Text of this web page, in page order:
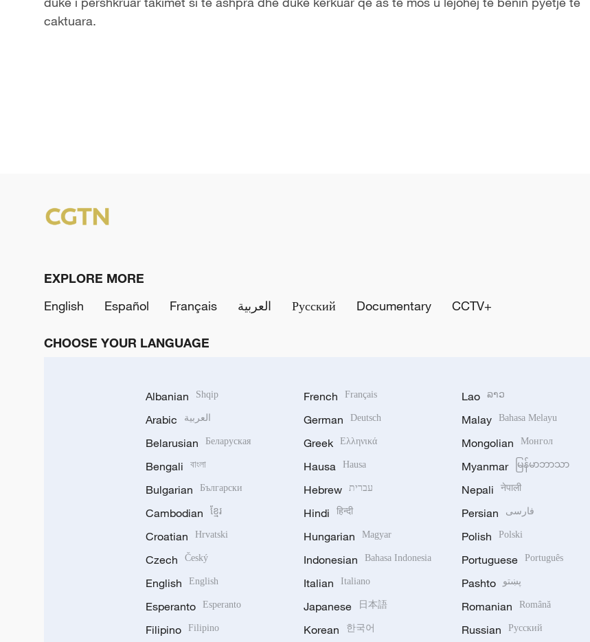
caktuara.
EXPLORE MORE
English
Español Français العربية Русский Documentary CCTV+
CHOOSE YOUR LANGUAGE
Albanian Shqip
Arabic العربية
Belarusian Беларуская
Bengali বাংলা
Bulgarian Български
Cambodian ខ្មែរ
Croatian Hrvatski
Czech Český
English English
Esperanto Esperanto
Filipino Filipino
French Français
German Deutsch
Greek Ελληνικά
Hausa Hausa
Hebrew עברית
Hindi हिन्दी
Hungarian Magyar
Indonesian Bahasa Indonesia
Italian Italiano
Japanese 日本語
Korean 한국어
Lao ລາວ
Malay Bahasa Melayu
Mongolian Монгол
Myanmar မြန်မာဘာသာ
Nepali नेपाली
Persian فارسی
Polish Polski
Portuguese Português
Pashto پښتو
Romanian Română
Russian Русский